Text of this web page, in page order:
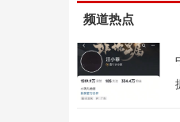
频道热点